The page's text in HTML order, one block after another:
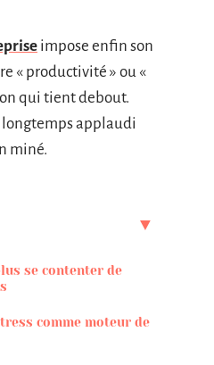
impose enfin son
« productivité » ou «
qui tient debout.
longtemps applaudi
miné.
se contenter de
comme moteur de